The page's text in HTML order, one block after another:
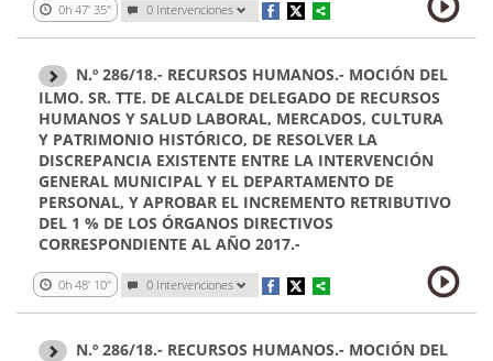
0h 47' 35'' 0 Intervenciones
N.º 286/18.- RECURSOS HUMANOS.- MOCIÓN DEL
ILMO. SR. TTE. DE ALCALDE DELEGADO DE RECURSOS
HUMANOS Y SALUD LABORAL, MERCADOS, CULTURA
Y PATRIMONIO HISTÓRICO, DE RESOLVER LA
DISCREPANCIA EXISTENTE ENTRE LA INTERVENCIÓN
GENERAL MUNICIPAL Y EL DEPARTAMENTO DE
PERSONAL, Y APROBAR EL INCREMENTO RETRIBUTIVO
DEL 1 % DE LOS ÓRGANOS DIRECTIVOS
CORRESPONDIENTE AL AÑO 2017.-
0h 48' 10'' 0 Intervenciones
N.º 286/18.- RECURSOS HUMANOS.- MOCIÓN DEL